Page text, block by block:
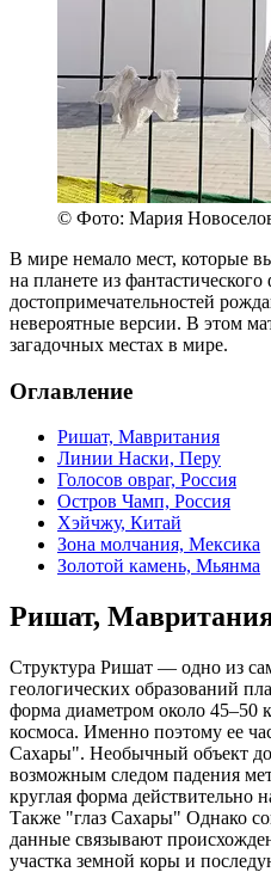
© Фото: Мария
В мире немало мест, которые
на планете из
достопримечательностей
невероятные версии. В этом
загадочных местах в мире.
Оглавление
Ришат, Мавритания
Линии Наски, Перу
Голосов овраг, Россия
Остров Чамп, Россия
Хэйчжу, Китай
Зона молчания, Мексика
Золотой камень, Мьянма
Ришат,
Структура Ришат — одно из
геологических образований
форма диаметром около 45–50
космоса. Именно поэтому ее
Сахары". Необычный объект
возможным следом падения
круглая форма действительно
Также "глаз Сахары" Однако
данные связывают
участка земной коры и